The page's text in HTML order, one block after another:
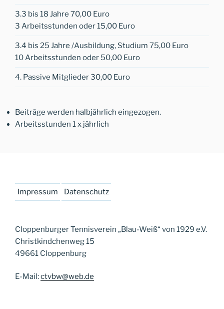
3.3 bis 18 Jahre 70,00 Euro
3 Arbeitsstunden oder 15,00 Euro
3.4 bis 25 Jahre /Ausbildung, Studium 75,00 Euro
10 Arbeitsstunden oder 50,00 Euro
4. Passive Mitglieder 30,00 Euro
Beiträge werden halbjährlich eingezogen.
Arbeitsstunden 1 x jährlich
Impressum Datenschutz
Cloppenburger Tennisverein „Blau-Weiß“ von 1929 e.V.
Christkindchenweg 15
49661 Cloppenburg
E-Mail:ctvbw@web.de